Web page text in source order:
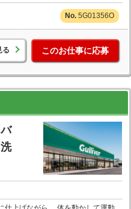
5G01356O
る このお仕事に応募